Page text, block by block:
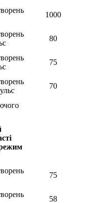
1000
80
75
70
75
58